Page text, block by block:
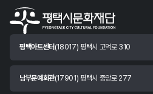
평택아트센터 (18017) 평택시 고덕로 310
남부문예회관(17901) 평택시 중앙로 277